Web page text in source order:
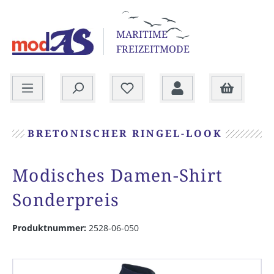
MARITIME
FREIZEITMODE
BRETONISCHER RINGEL-LOOK
Modisches Damen-Shirt
Sonderpreis
Produktnummer: 2528-06-050
Bildergalerie überspringen